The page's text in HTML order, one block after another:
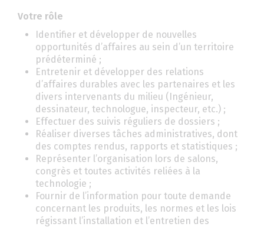
Votre rôle
Identifier et développer de nouvelles
opportunités d’affaires au sein d’un territoire
prédéterminé ;
Entretenir et développer des relations
d’affaires durables avec les partenaires et les
divers intervenants du milieu (Ingénieur,
dessinateur, technologue, inspecteur, etc.) ;
Effectuer des suivis réguliers de dossiers ;
Réaliser diverses tâches administratives, dont
des comptes rendus, rapports et statistiques ;
Représenter l’organisation lors de salons,
congrès et toutes activités reliées à la
technologie ;
Fournir de l’information pour toute demande
concernant les produits, les normes et les lois
régissant l’installation et l’entretien des